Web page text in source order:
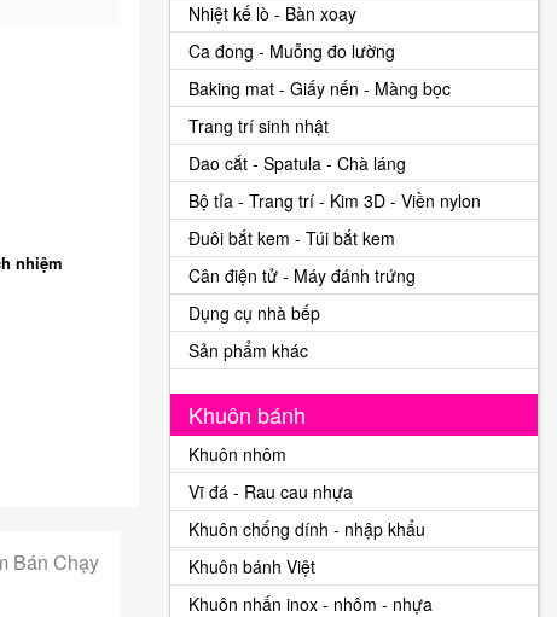
nhiệm
Bán Chạy
Nhiệt kế lò - Bàn xoay
Ca đong - Muỗng đo lường
Baking mat - Giấy nến - Màng bọc
Trang trí sinh nhật
Dao cắt - Spatula - Chà láng
Bộ tỉa - Trang trí - Kim 3D - Viền nylon
Đuôi bắt kem - Túi bắt kem
Cân điện tử - Máy đánh trứng
Dụng cụ nhà bếp
Sản phẩm khác
Khuôn bánh
Khuôn nhôm
Vĩ đá - Rau cau nhựa
Khuôn chống dính - nhập khẩu
Khuôn bánh Việt
Khuôn nhấn inox - nhôm - nhựa